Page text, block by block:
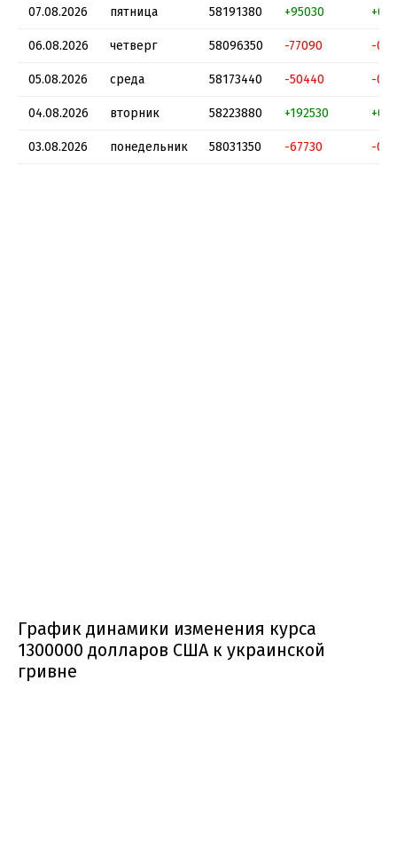
07.08.2026 пятница 58191380 +95030
06.08.2026 четверг 58096350 -77090 -
05.08.2026 среда 58173440 -50440 -
04.08.2026 вторник 58223880 +192530
03.08.2026 понедельник 58031350 -67730 -
График динамики изменения курса
1300000 долларов США к украинской
гривне